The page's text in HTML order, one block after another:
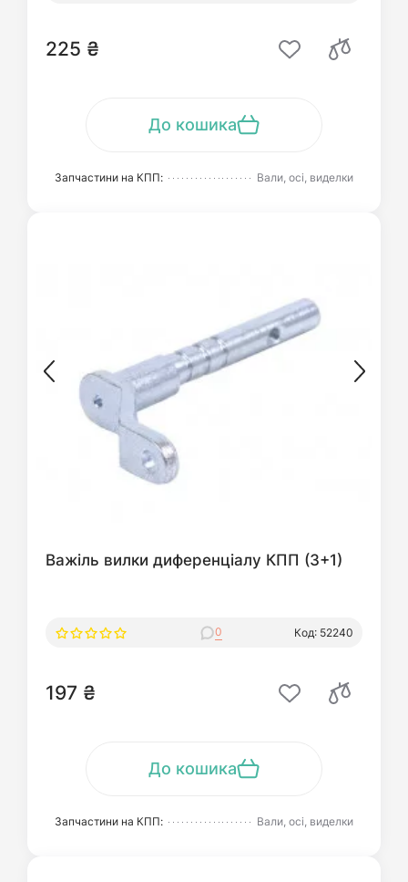
225 ₴
До кошика
Запчастини на КПП: Вали, осі, виделки
Важіль вилки диференціалу КПП (3+1)
0 Код: 52240
197 ₴
До кошика
Запчастини на КПП: Вали, осі, виделки